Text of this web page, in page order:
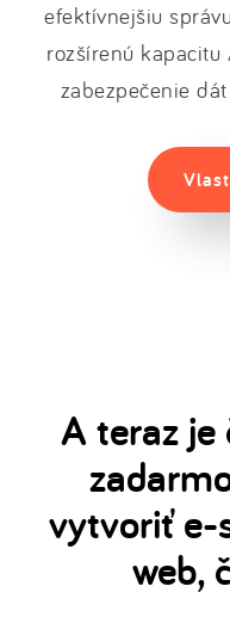
efektívnejšiu
rozšírenú kapacitu
zabezpečenie
A teraz je
vytvoriť e-
web,